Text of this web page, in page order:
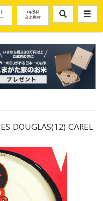
DJ機材
音楽機材
DOUGLAS(12) CAREL